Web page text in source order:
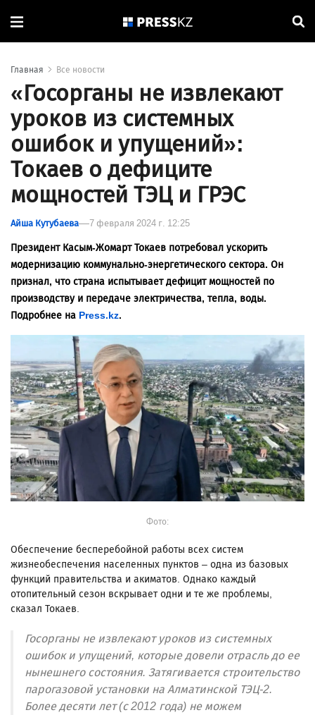
Главная Все новости
«Госорганы не извлекают
уроков из системных
ошибок и упущений»:
Токаев о дефиците
мощностей ТЭЦ и ГРЭС
Айша Кутубаева 7 февраля 2024 г. 12:25
Президент Касым-Жомарт Токаев потребовал ускорить
модернизацию коммунально-энергетического сектора. Он
признал, что страна испытывает дефицит мощностей по
производству и передаче электричества, тепла, воды.
Подробнее на Press.kz.
Фото:
Обеспечение бесперебойной работы всех систем
жизнеобеспечения населенных пунктов – одна из базовых
функций правительства и акиматов. Однако каждый
отопительный сезон вскрывает одни и те же проблемы,
сказал Токаев.
Госорганы не извлекают уроков из системных
ошибок и упущений, которые довели отрасль до ее
нынешнего состояния. Затягивается строительство
парогазовой установки на Алматинской ТЭЦ-2.
Более десяти лет (с 2012 года) не можем